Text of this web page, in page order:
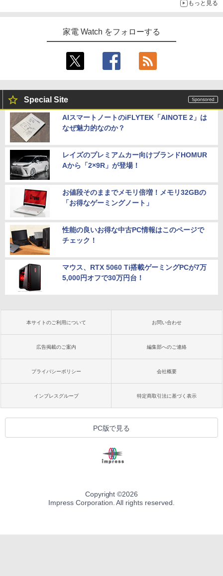
もっと見る
家電 Watch をフォローする
Special Site
AIスマートノートのiFLYTEK「AINOTE 2」は
なぜ魅力的なのか？
レイズのプレミアムカー向けブランドHOMUR
Aから「2×9R」が登場！
お値段そのままでメモリ倍増！メモリ32GBの
「お得なゲーミングノート」
性能の良いお得な中古PC情報はこのページで
チェック！
マウス、RTX 5060 Ti搭載ゲーミングPCが7万
5,000円オフで30万円台！
本サイトのご利用について お問い合わせ
広告掲載のご案内 編集部へのご連絡
プライバシーポリシー 会社概要
インプレスグループ 特定商取引法に基づく表示
PC版で見る
Copyright ©2026
Impress Corporation. All rights reserved.